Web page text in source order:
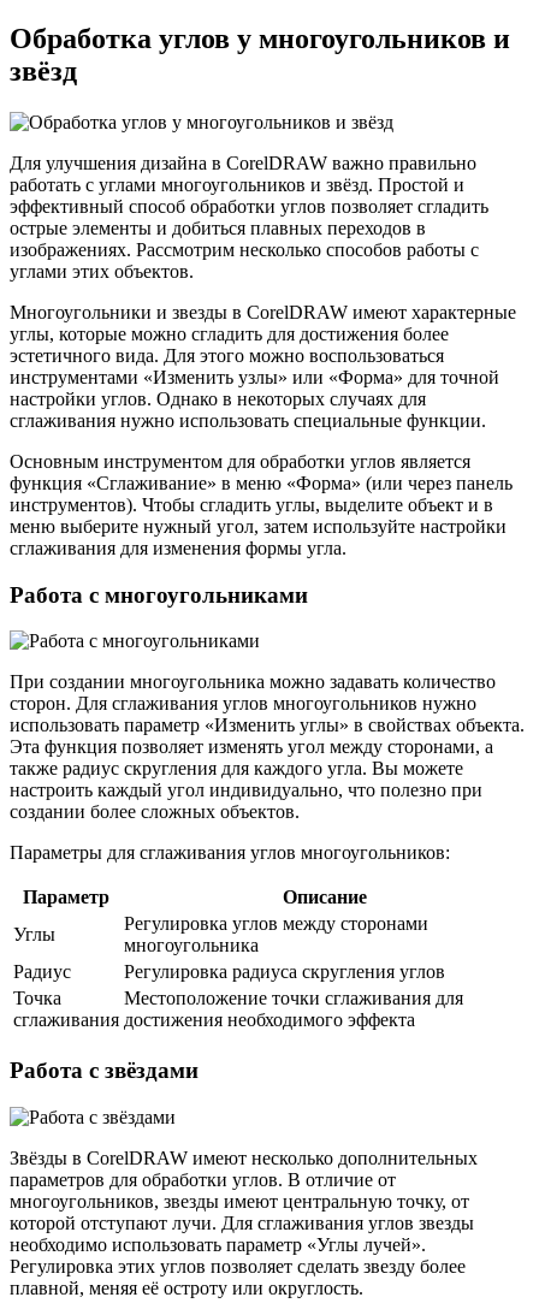
Обработка углов у многоугольников и
звёзд
Для улучшения дизайна в CorelDRAW важно правильно
работать с углами многоугольников и звёзд. Простой и
эффективный способ обработки углов позволяет сгладить
острые элементы и добиться плавных переходов в
изображениях. Рассмотрим несколько способов работы с
углами этих объектов.
Многоугольники и звезды в CorelDRAW имеют характерные
углы, которые можно сгладить для достижения более
эстетичного вида. Для этого можно воспользоваться
инструментами «Изменить узлы» или «Форма» для точной
настройки углов. Однако в некоторых случаях для
сглаживания нужно использовать специальные функции.
Основным инструментом для обработки углов является
функция «Сглаживание» в меню «Форма» (или через панель
инструментов). Чтобы сгладить углы, выделите объект и в
меню выберите нужный угол, затем используйте настройки
сглаживания для изменения формы угла.
Работа с многоугольниками
При создании многоугольника можно задавать количество
сторон. Для сглаживания углов многоугольников нужно
использовать параметр «Изменить углы» в свойствах объекта.
Эта функция позволяет изменять угол между сторонами, а
также радиус скругления для каждого угла. Вы можете
настроить каждый угол индивидуально, что полезно при
создании более сложных объектов.
Параметры для сглаживания углов многоугольников:
Параметр
Описание
Углы
Регулировка углов между сторонами
многоугольника
Радиус
Регулировка радиуса скругления углов
Точка
сглаживания
Местоположение точки сглаживания для
достижения необходимого эффекта
Работа с звёздами
Звёзды в CorelDRAW имеют несколько дополнительных
параметров для обработки углов. В отличие от
многоугольников, звезды имеют центральную точку, от
которой отступают лучи. Для сглаживания углов звезды
необходимо использовать параметр «Углы лучей».
Регулировка этих углов позволяет сделать звезду более
плавной, меняя её остроту или округлость.